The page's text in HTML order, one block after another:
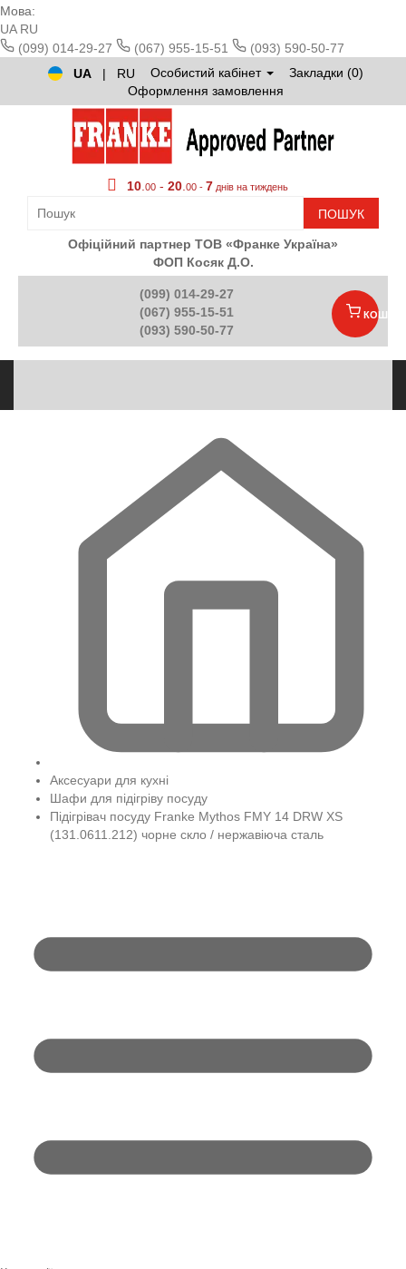
Мова:
UA RU
(099) 014-29-27
(067) 955-15-51
(093) 590-50-77
UA
| RU Особистий кабінет
Закладки (0)
Оформлення замовлення
10 00 - 20 00 - 7 днів на тиждень
ПОШУК
Офіційний партнер ТОВ «Франке Україна»
ФОП Косяк Д.О.
(099) 014-29-27
(067) 955-15-51
(093) 590-50-77
КОШИК
Аксесуари для кухні
Шафи для підігріву посуду
Підігрівач посуду Franke Mythos FMY 14 DRW XS
(131.0611.212) чорне скло / нержавіюча сталь